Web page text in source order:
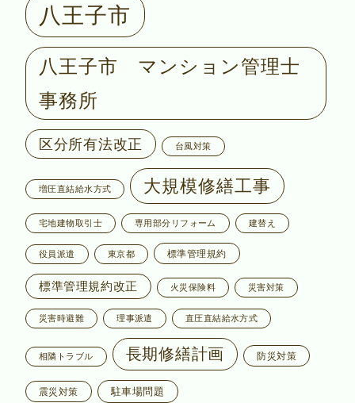
八王子市
八王子市 マンション管理士
事務所
区分所有法改正 台風対策
増圧直結給水方式 大規模修繕工事
宅地建物取引士 専用部分リフォーム 建替え
役員派遣 東京都 標準管理規約
標準管理規約改正 火災保険料 災害対策
災害時避難 理事派遣 直圧直結給水方式
相隣トラブル 長期修繕計画 防災対策
震災対策 駐車場問題